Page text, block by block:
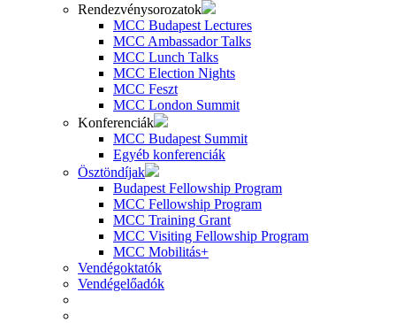
Rendezvénysorozatok
MCC Budapest Lectures
MCC Ambassador Talks
MCC Lunch Talks
MCC Election Nights
MCC Feszt
MCC London Summit
Konferenciák
MCC Budapest Summit
Egyéb konferenciák
Ösztöndíjak
Budapest Fellowship Program
MCC Fellowship Program
MCC Training Grant
MCC Visiting Fellowship Program
MCC Mobilitás+
Vendégoktatók
Vendégelőadók